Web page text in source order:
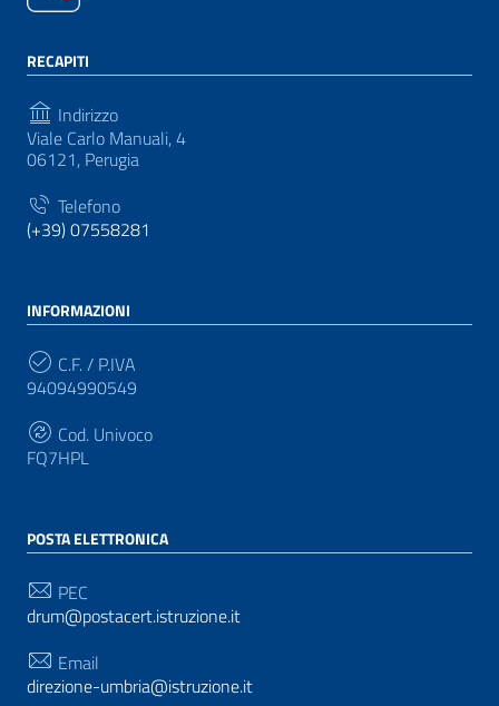
RECAPITI
Indirizzo
Viale Carlo Manuali, 4
06121, Perugia
Telefono
(+39) 07558281
INFORMAZIONI
C.F. / P.IVA
94094990549
Cod. Univoco
FQ7HPL
POSTA ELETTRONICA
PEC
drum@postacert.istruzione.it
Email
direzione-umbria@istruzione.it